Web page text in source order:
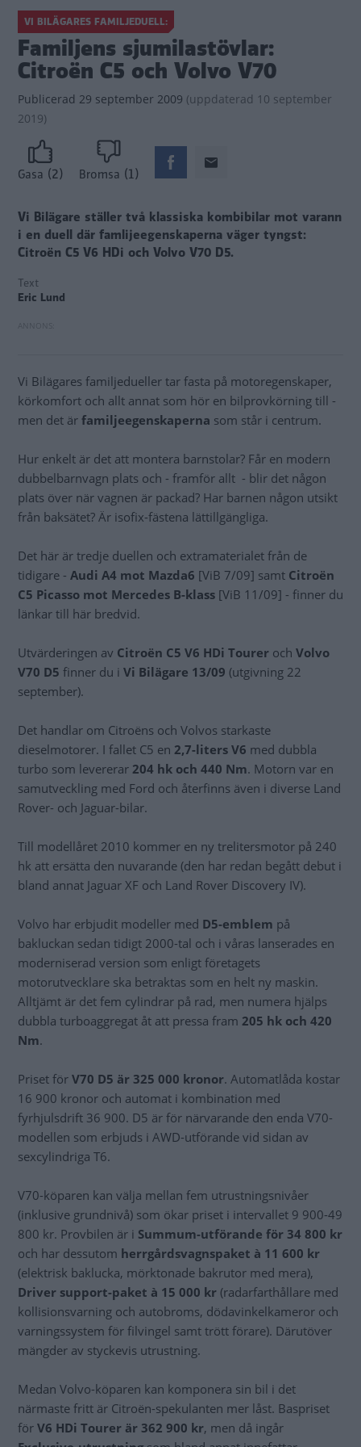
VI BILÄGARES FAMILJEDUELL:
Familjens sjumilastövlar:
Citroën C5 och Volvo V70
Publicerad 29 september 2009 (uppdaterad 10 september
2019)
Gasa (2) Bromsa (1)
Vi Bilägare ställer två klassiska kombibilar mot varann
i en duell där famlijeegenskaperna väger tyngst:
Citroën C5 V6 HDi och Volvo V70 D5.
Text
Eric Lund
Vi Bilägares familjedueller tar fasta på motoregenskaper,
körkomfort och allt annat som hör en bilprovkörning till -
men det är familjeegenskaperna som står i centrum.
Hur enkelt är det att montera barnstolar? Får en modern
dubbelbarnvagn plats och - framför allt - blir det någon
plats över när vagnen är packad? Har barnen någon utsikt
från baksätet? Är isofix-fästena lättillgängliga.
Det här är tredje duellen och extramaterialet från de
tidigare - Audi A4 mot Mazda6 [ViB 7/09] samt Citroën
C5 Picasso mot Mercedes B-klass [ViB 11/09] - finner du
länkar till här bredvid.
Utvärderingen av Citroën C5 V6 HDi Tourer och Volvo
V70 D5 finner du i Vi Bilägare 13/09 (utgivning 22
september).
Det handlar om Citroëns och Volvos starkaste
dieselmotorer. I fallet C5 en 2,7-liters V6 med dubbla
turbo som levererar 204 hk och 440 Nm. Motorn var en
samutveckling med Ford och återfinns även i diverse Land
Rover- och Jaguar-bilar.
Till modellåret 2010 kommer en ny trelitersmotor på 240
hk att ersätta den nuvarande (den har redan begått debut i
bland annat Jaguar XF och Land Rover Discovery IV).
Volvo har erbjudit modeller med D5-emblem på
bakluckan sedan tidigt 2000-tal och i våras lanserades en
moderniserad version som enligt företagets
motorutvecklare ska betraktas som en helt ny maskin.
Alltjämt är det fem cylindrar på rad, men numera hjälps
dubbla turboaggregat åt att pressa fram 205 hk och 420
Nm.
Priset för V70 D5 är 325 000 kronor. Automatlåda kostar
16 900 kronor och automat i kombination med
fyrhjulsdrift 36 900. D5 är för närvarande den enda V70-
modellen som erbjuds i AWD-utförande vid sidan av
sexcylindriga T6.
V70-köparen kan välja mellan fem utrustningsnivåer
(inklusive grundnivå) som ökar priset i intervallet 9 900-49
800 kr. Provbilen är i Summum-utförande för 34 800 kr
och har dessutom herrgårdsvagnspaket à 11 600 kr
(elektrisk baklucka, mörktonade bakrutor med mera),
Driver support-paket à 15 000 kr (radarfarthållare med
kollisionsvarning och autobroms, dödavinkelkameror och
varningssystem för filvingel samt trött förare). Därutöver
mängder av styckevis utrustning.
Medan Volvo-köparen kan komponera sin bil i det
närmaste fritt är Citroën-spekulanten mer låst. Baspriset
för V6 HDi Tourer är 362 900 kr, men då ingår